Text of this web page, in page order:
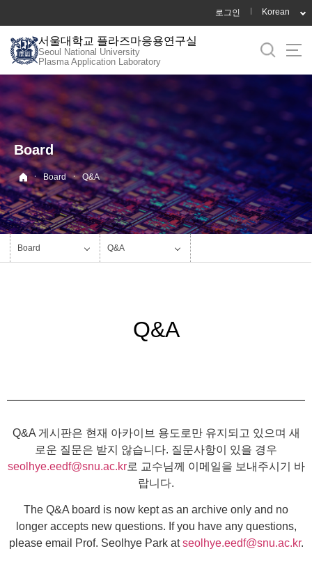
로
메
뉴
로그인 Korean
서울대학교 플라즈마응용연구실
Seoul National University
Plasma Application Laboratory
Board
· Board · Q&A
Board Q&A
Q&A
Q&A 게시판은 현재 아카이브 용도로만 유지되고 있으며 새
로운 질문은 받지 않습니다. 질문사항이 있을 경우
seolhye.eedf@snu.ac.kr로 교수님께 이메일을 보내주시기 바
랍니다.
The Q&A board is now kept as an archive only and no
longer accepts new questions. If you have any questions,
please email Prof. Seolhye Park atseolhye.eedf@snu.ac.kr.